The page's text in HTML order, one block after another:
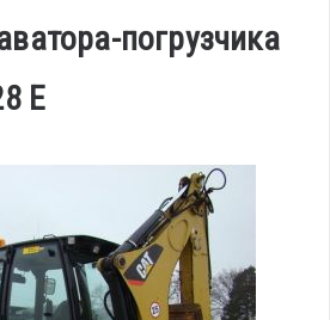
погрузчика
E